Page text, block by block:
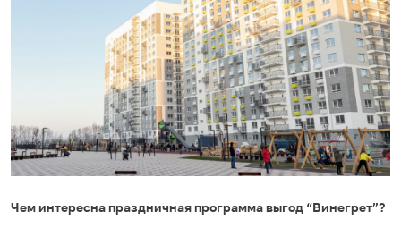
Чем интересна праздничная программа выгод “Винегрет”?